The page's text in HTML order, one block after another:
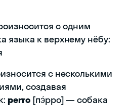
с одним
языка к верхнему нёбу:
с несколькими
создавая
perro[пэ́рро] — собака